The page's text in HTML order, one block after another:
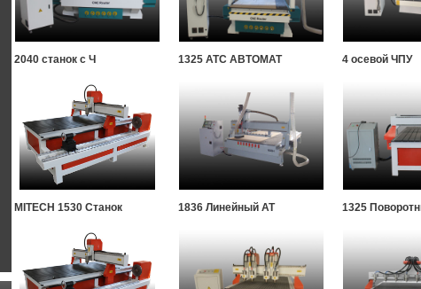
2040 станок с Ч 1325 ATC АВТОМАТ 4 осевой ЧПУ
MITECH 1530 Станок 1836 Линейный AT 1325